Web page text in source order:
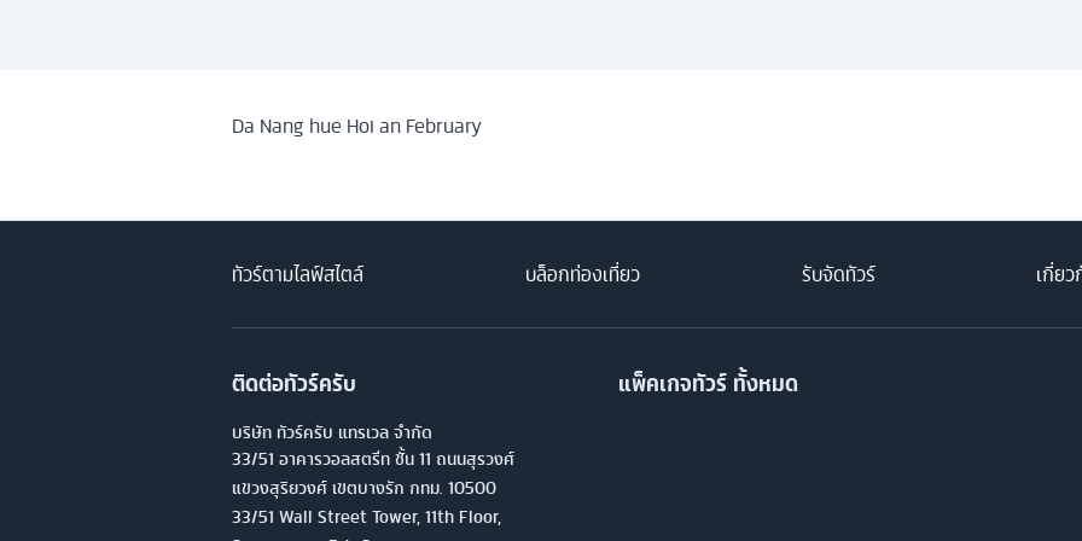
Da Nang hue Hoi an February
ทัวร์ตามไลฟ์สไตล์ บล็อกท่องเที่ยว รับจัดทัวร์ เกี่ยว
ติดต่อทัวร์ครับ
บริษัท ทัวร์ครับ แทรเวล จำกัด
33/51 อาคารวอลสตรีท ชั้น 11 ถนนสุรวงศ์
แขวงสุริยวงศ์ เขตบางรัก กทม. 10500
33/51 Wall Street Tower, 11th Floor,
แพ็คเกจทัวร์ ทั้งหมด